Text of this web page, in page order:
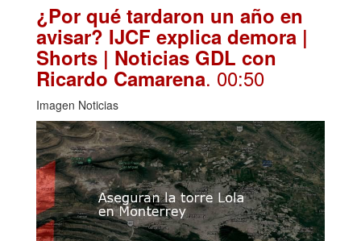
¿Por qué tardaron un año en
avisar? IJCF explica demora |
Shorts | Noticias GDL con
Ricardo Camarena. 00:50
Imagen Noticias